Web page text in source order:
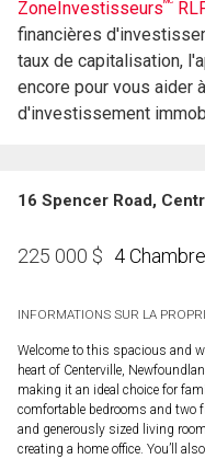
ZoneInvestisseurs
financières
taux de capitalisation,
encore pour vous aider
d'investissement
16 Spencer Road,
225 000 $ 4
INFORMATIONS SUR LA
Welcome to this spacious and
heart of Centerville,
making it an ideal choice for
comfortable bedrooms and two
and generously sized living
creating a home office. You’ll